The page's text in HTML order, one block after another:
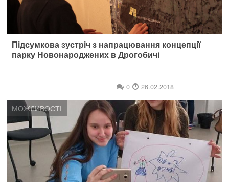
Підсумкова зустріч з напрацювання концепції
парку Новонароджених в Дрогобичі
0 26.02.2018
МОЖЛИВОСТІ